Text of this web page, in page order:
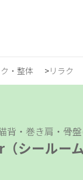
はじめてご利用の方
・整体 リラク
背・巻き肩・骨
シールー